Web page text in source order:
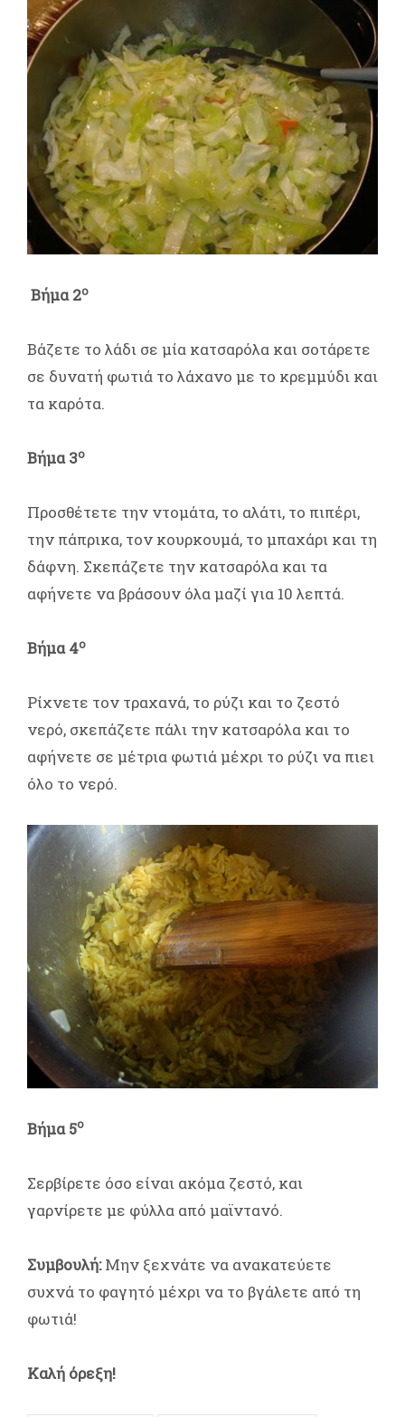
Βήμα 2ο
Βάζετε το λάδι σε μία κατσαρόλα και σοτάρετε
σε δυνατή φωτιά το λάχανο με το κρεμμύδι και
τα καρότα.
Βήμα 3ο
Προσθέτετε την ντομάτα, το αλάτι, το πιπέρι,
την πάπρικα, τον κουρκουμά, το μπαχάρι και τη
δάφνη. Σκεπάζετε την κατσαρόλα και τα
αφήνετε να βράσουν όλα μαζί για 10 λεπτά.
Βήμα 4ο
Ρίχνετε τον τραχανά, το ρύζι και το ζεστό
νερό, σκεπάζετε πάλι την κατσαρόλα και το
αφήνετε σε μέτρια φωτιά μέχρι το ρύζι να πιει
όλο το νερό.
Βήμα 5ο
Σερβίρετε όσο είναι ακόμα ζεστό, και
γαρνίρετε με φύλλα από μαϊντανό.
Συμβουλή:Μην ξεχνάτε να ανακατεύετε
συχνά το φαγητό μέχρι να το βγάλετε από τη
φωτιά!
Καλή όρεξη!